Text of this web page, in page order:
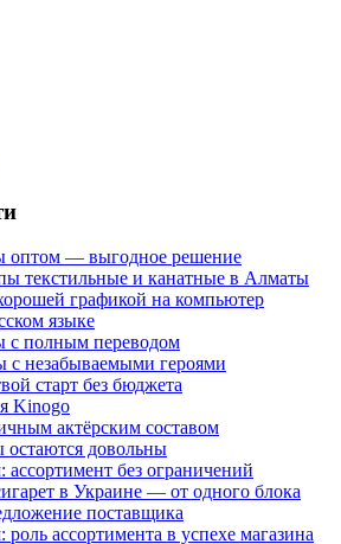
оптом — выгодное решение
текстильные и канатные в Алматы
графикой на компьютер
языке
с полным переводом
с незабываемыми героями
старт без бюджета
Kinogo
актёрским составом
довольны
без ограничений
в Украине — от одного блока
поставщика
ассортимента в успехе магазина